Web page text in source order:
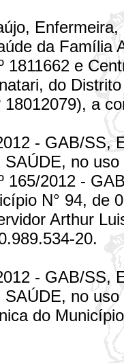
da Família
1811662 e
do
18012079), a
- GAB/SS,
no
165/2012 -
N° 94, de
Arthur
20.
- GAB/SS,
no
do